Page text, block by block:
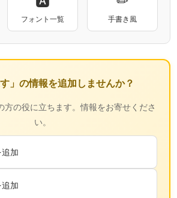
フォント一覧 手書き風
」の情報を追加しませんか？
方の役に立ちます。情報をお寄せくださ
い。
加
加